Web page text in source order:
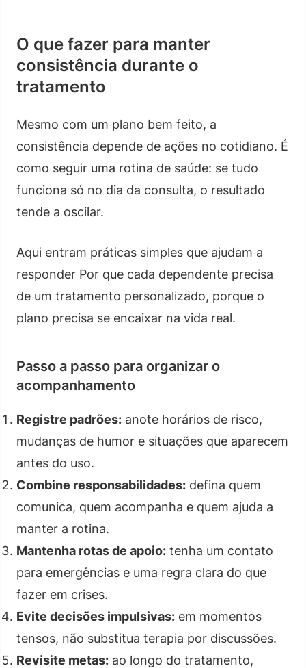
O que fazer para manter
consistência durante o
tratamento
Mesmo com um plano bem feito, a
consistência depende de ações no cotidiano. É
como seguir uma rotina de saúde: se tudo
funciona só no dia da consulta, o resultado
tende a oscilar.
Aqui entram práticas simples que ajudam a
responder Por que cada dependente precisa
de um tratamento personalizado, porque o
plano precisa se encaixar na vida real.
Passo a passo para organizar o
acompanhamento
Registre padrões: anote horários de risco,
mudanças de humor e situações que aparecem
antes do uso.
Combine responsabilidades: defina quem
comunica, quem acompanha e quem ajuda a
manter a rotina.
Mantenha rotas de apoio: tenha um contato
para emergências e uma regra clara do que
fazer em crises.
Evite decisões impulsivas: em momentos
tensos, não substitua terapia por discussões.
Revisite metas: ao longo do tratamento,